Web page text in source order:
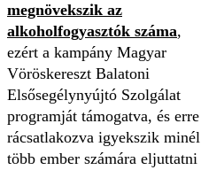
megnövekszik az
alkoholfogyasztók száma,
ezért a kampány Magyar
Vöröskereszt Balatoni
Elsősegélynyújtó Szolgálat
programját támogatva, és erre
rácsatlakozva igyekszik minél
több ember számára eljuttatni